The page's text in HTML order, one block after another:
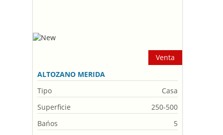
Venta
ALTOZANO MERIDA
Tipo
Casa
Superficie
250-500
Bańos
5